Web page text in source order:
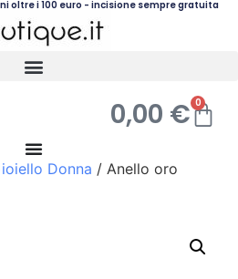
oltre i 100 euro - incisione sempre gratuita
0,00 € 0
Donna / Anello oro